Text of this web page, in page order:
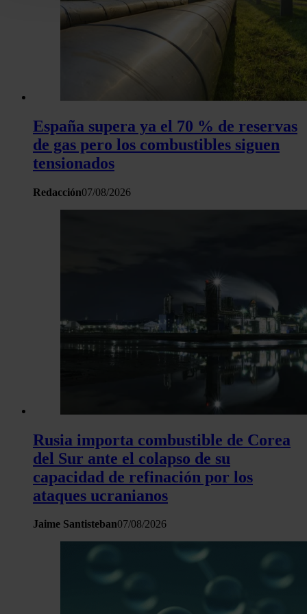
Puede cambiar o retirar su consentimiento en cualquier
la Declaración de cookies.
Las cookies de este sitio web se usan para personalizar el
y los anuncios, ofrecer funciones de redes sociales y
tráfico. Además, compartimos información sobre el uso que
sitio web con nuestros partners de redes sociales,
análisis web, quienes pueden combinarla con otra
haya proporcionado o que hayan recopilado a partir del uso
hecho de sus servicios.
España supera ya el 70 % de reservas
de gas pero los combustibles siguen
tensionados
Redacción07/08/2026
Rusia importa combustible de Corea
del Sur ante el colapso de su
capacidad de refinación por los
ataques ucranianos
Jaime Santisteban07/08/2026